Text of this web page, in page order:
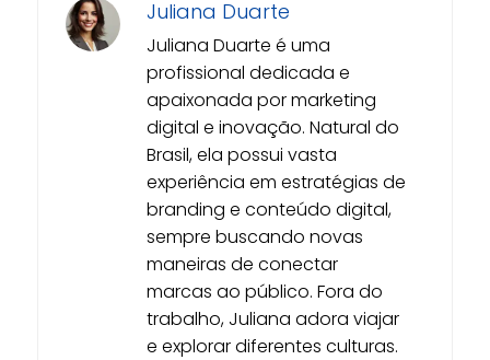
Juliana Duarte
Juliana Duarte é uma
profissional dedicada e
apaixonada por marketing
digital e inovação. Natural do
Brasil, ela possui vasta
experiência em estratégias de
branding e conteúdo digital,
sempre buscando novas
maneiras de conectar
marcas ao público. Fora do
trabalho, Juliana adora viajar
e explorar diferentes culturas.